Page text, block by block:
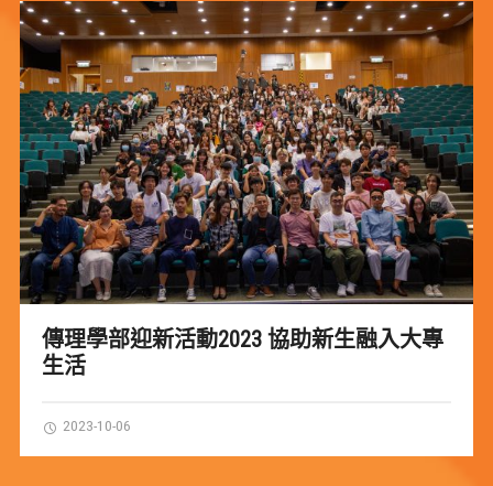
傳理學部迎新活動2023 協助新生融入大專
生活
2023-10-06